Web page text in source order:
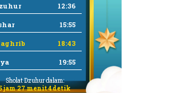
12:36
15:55
18:43
19:55
Sholat Dzuhur dalam:
jam 27 menit 4 detik